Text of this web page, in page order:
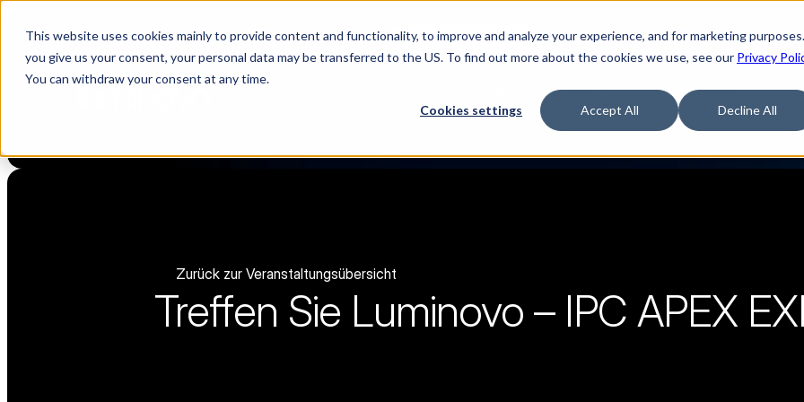
This website uses cookies mainly to provide content and functionality, to improve and analyze your experience, and for marketing
you give us your consent, your personal data may be transferred to the US. To find out more about the cookies we use, see our Privacy
You can withdraw your consent at any time.
Cookies settings Accept All Decline All
Choosing a supplier still feels like a dating show. We filmed it. Watch “The Buyerette”
LÖSUNGEN RESSOURCEN
Zurück zur Veranstaltungsübersicht
Treffen Sie Luminovo – IPC APEX